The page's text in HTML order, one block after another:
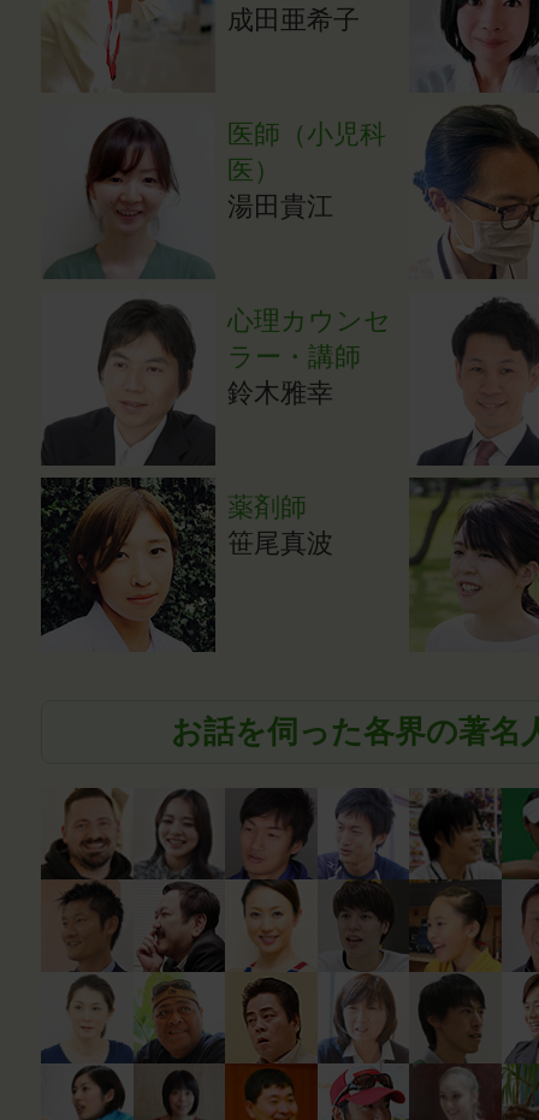
成田亜希子
医師（小児科
医）
湯田貴江
心理カウンセ
ラー・講師
鈴木雅幸
薬剤師
笹尾真波
お話を伺った各界の著名